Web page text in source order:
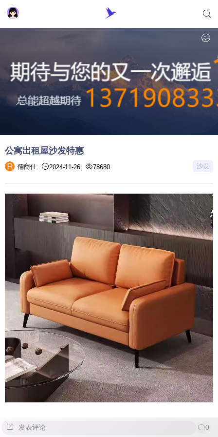
公寓出租屋沙发特惠
儒商仕 2024-11-26 78680 沙发
发表评论 0